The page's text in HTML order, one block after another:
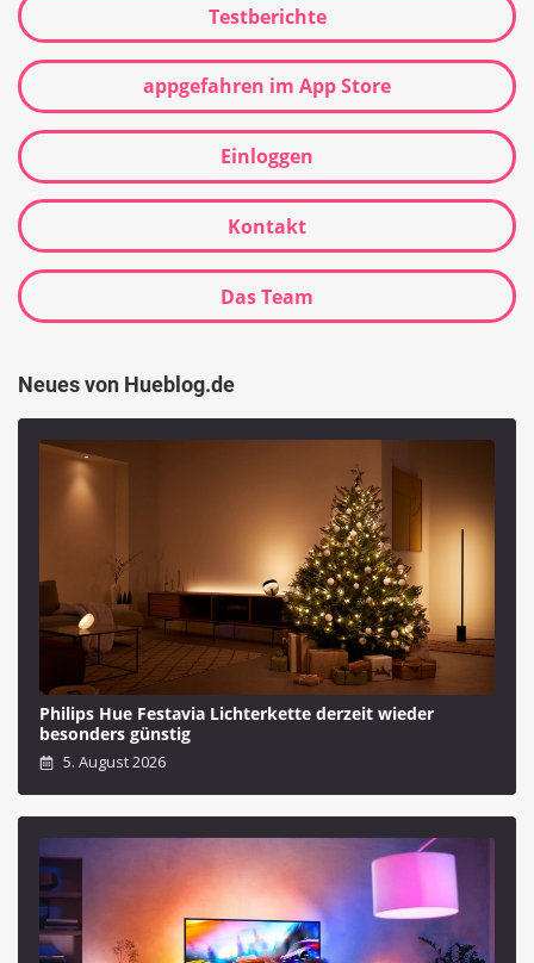
Testberichte
appgefahren im App Store
Einloggen
Kontakt
Das Team
Neues von Hueblog.de
Philips Hue Festavia Lichterkette derzeit wieder
besonders günstig
5. August 2026